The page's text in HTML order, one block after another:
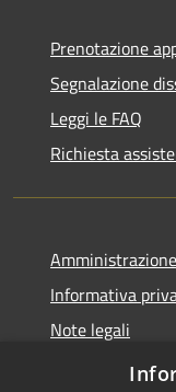
Prenotazione
Segnalazione
Leggi le FAQ
Richiesta
Informativa
Note legali
Dichiarazione